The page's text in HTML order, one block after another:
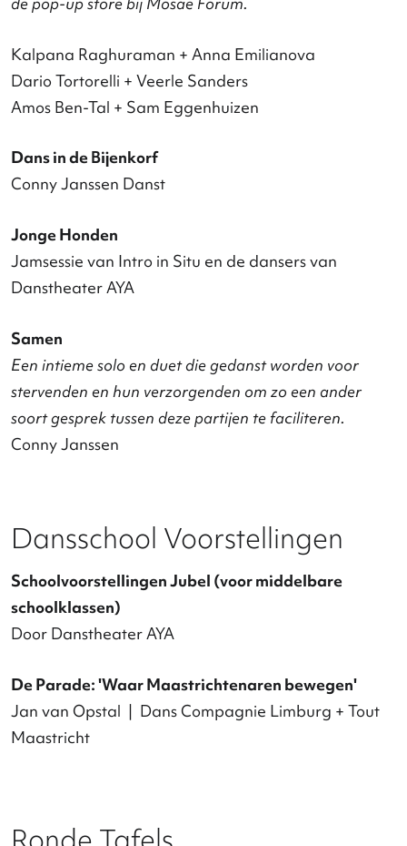
Liat Waysbort | Bittersweet Dance +
Dansateliers
3: The Garden
Free Spirit: Experimental Battle
Canto Ostinato
Lucinda Childs | Introdans
Twilight
Mutual Comfort
Edward Clug | Nederlands Dans Theater II
Kha
Chroma
Wayne McGregor | Het Nationale Ballet